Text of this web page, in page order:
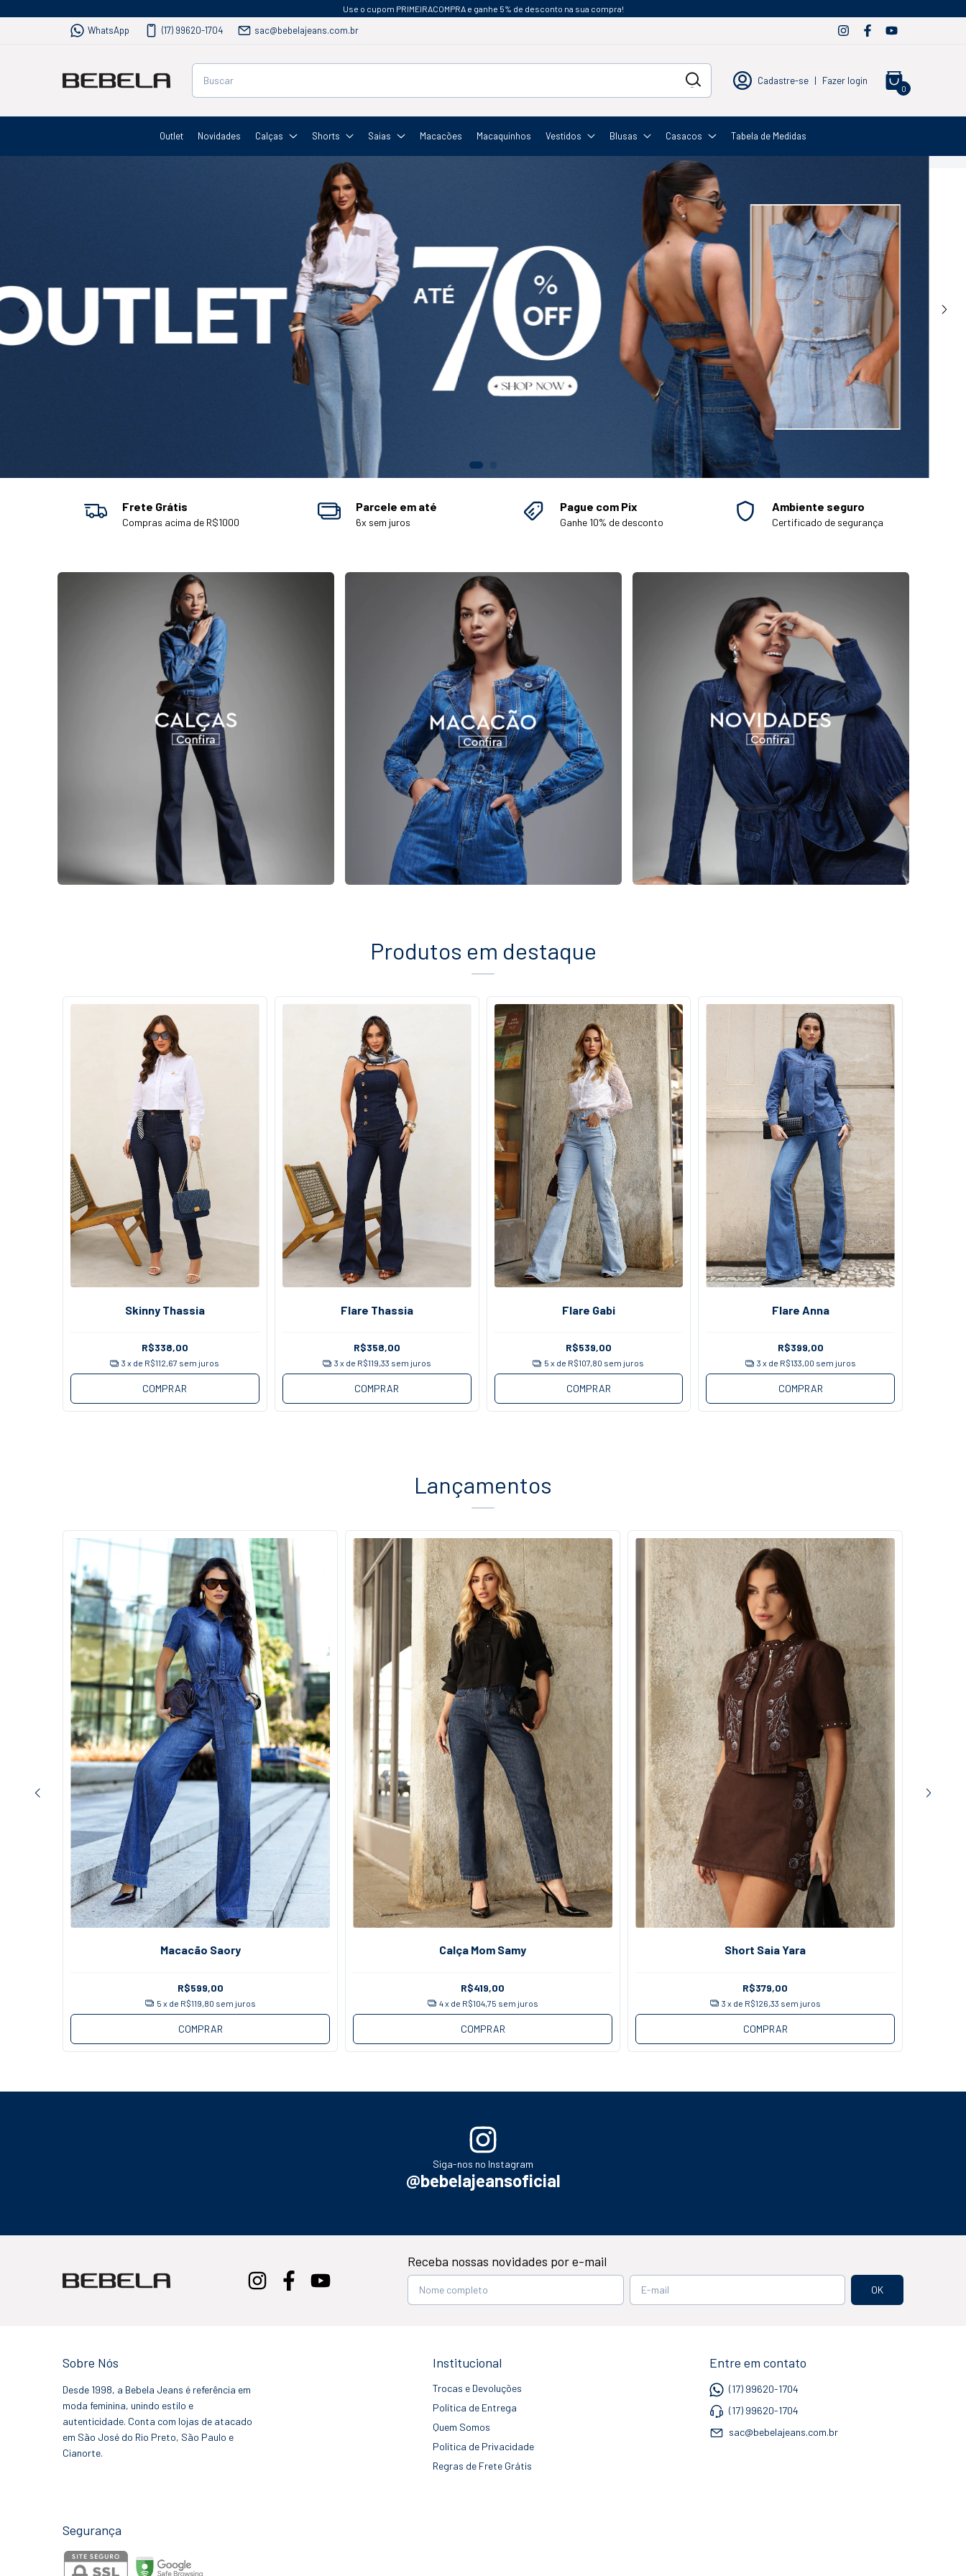
Use o cupom PRIMEIRACOMPRA e ganhe 5% de desconto na sua compra!
WhatsApp (17) 99620-1704 sac@bebelajeans.com.br
Cadastre-se | Fazer login
0
Outlet Novidades Calças Shorts Saias Macacões Macaquinhos Vestidos Blusas Casacos Tabela de Medidas
Frete Grátis
Compras acima de R$1000
Parcele em até
6x sem juros
Pague com Pix
Ganhe 10% de desconto
Ambiente seguro
Certificado de segurança
Produtos em destaque
Skinny Thassia
R$338,00
3 x de R$112,67 sem juros
COMPRAR
Flare Thassia
R$358,00
3 x de R$119,33 sem juros
COMPRAR
Flare Gabi
R$539,00
5 x de R$107,80 sem juros
COMPRAR
Flare Anna
R$399,00
3 x de R$133,00 sem juros
COMPRAR
Lançamentos
Macacão Saory
R$599,00
5 x de R$119,80 sem juros
COMPRAR
Calça Mom Samy
R$419,00
4x de R$104,75 sem juros
COMPRAR
Short Saia Yara
R$379,00
3 x de R$126,33 sem juros
COMPRAR
Siga-nos no Instagram
@bebelajeansoficial
Receba nossas novidades por e-mail
Sobre Nós
Desde 1998, a Bebela Jeans é referência em
moda feminina, unindo estilo e
autenticidade. Conta com lojas de atacado
em São José do Rio Preto, São Paulo e
Cianorte.
Institucional
Trocas e Devoluções
Política de Entrega
Quem Somos
Política de Privacidade
Regras de Frete Grátis
Entre em contato
(17) 99620-1704
(17) 99620-1704
sac@bebelajeans.com.br
Segurança